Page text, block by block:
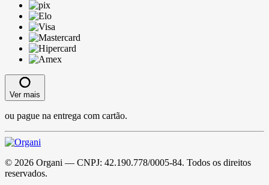
Ver mais
ou pague na entrega com cartão.
© 2026 Organi — CNPJ: 42.190.778/0005-84. Todos os direitos
reservados.